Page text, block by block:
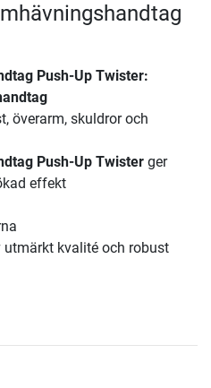
Push-Up Twister:
överarm, skuldror och
Push-Up Twister ger
effekt
kvalité och robust